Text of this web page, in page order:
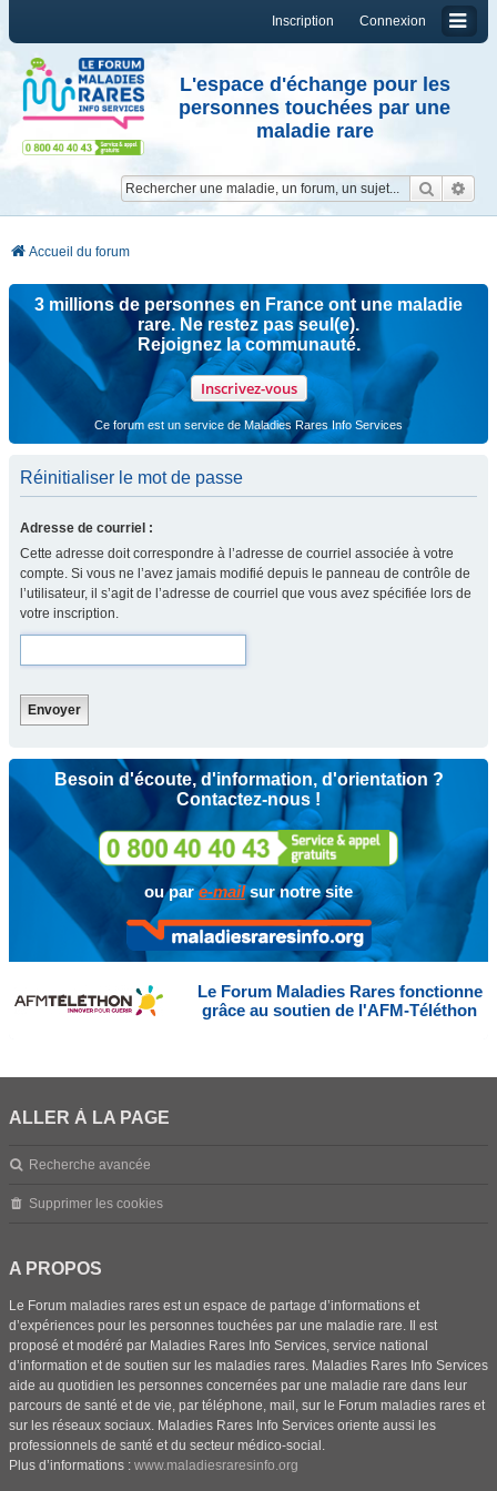
Connexion
Inscription
L'espace d'échange pour les
personnes touchées par une
maladie rare
Accueil du forum
3 millions de personnes en France ont une maladie
rare. Ne restez pas seul(e).
Rejoignez la communauté.
Inscrivez-vous
Ce forum est un service de Maladies Rares Info Services
Réinitialiser le mot de passe
Adresse de courriel :
Cette adresse doit correspondre à l’adresse de courriel associée à votre
compte. Si vous ne l’avez jamais modifié depuis le panneau de contrôle de
l’utilisateur, il s’agit de l’adresse de courriel que vous avez spécifiée lors de
votre inscription.
Besoin d'écoute, d'information, d'orientation ?
Contactez-nous !
ou pare-mailsur notre site
Le Forum Maladies Rares fonctionne
grâce au soutien de l'AFM-Téléthon
ALLER À LA PAGE
Recherche avancée
Supprimer les cookies
A PROPOS
Le Forum maladies rares est un espace de partage d’informations et
d’expériences pour les personnes touchées par une maladie rare. Il est
proposé et modéré par Maladies Rares Info Services, service national
d’information et de soutien sur les maladies rares. Maladies Rares Info Services
aide au quotidien les personnes concernées par une maladie rare dans leur
parcours de santé et de vie, par téléphone, mail, sur le Forum maladies rares et
sur les réseaux sociaux. Maladies Rares Info Services oriente aussi les
professionnels de santé et du secteur médico-social.
Plus d’informations : www.maladiesraresinfo.org